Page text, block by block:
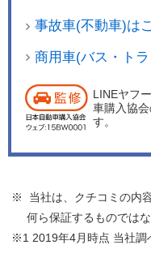
事故車(不動車)は
商用車(バス・ト
LINEヤフ
車購入協
す。
※ 当社は、クチコミの内
何ら保証するものでは
※1 2019年4月時点 当社調